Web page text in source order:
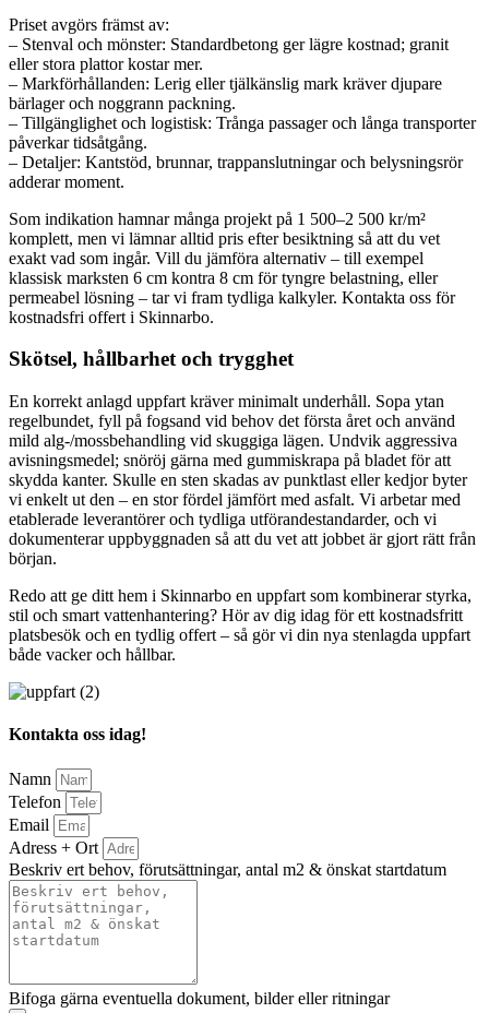
Priset avgörs främst av:
– Stenval och mönster: Standardbetong ger lägre kostnad; granit
eller stora plattor kostar mer.
– Markförhållanden: Lerig eller tjälkänslig mark kräver djupare
bärlager och noggrann packning.
– Tillgänglighet och logistisk: Trånga passager och långa transporter
påverkar tidsåtgång.
– Detaljer: Kantstöd, brunnar, trappanslutningar och belysningsrör
adderar moment.
Som indikation hamnar många projekt på 1 500–2 500 kr/m²
komplett, men vi lämnar alltid pris efter besiktning så att du vet
exakt vad som ingår. Vill du jämföra alternativ – till exempel
klassisk marksten 6 cm kontra 8 cm för tyngre belastning, eller
permeabel lösning – tar vi fram tydliga kalkyler. Kontakta oss för
kostnadsfri offert i Skinnarbo.
Skötsel, hållbarhet och trygghet
En korrekt anlagd uppfart kräver minimalt underhåll. Sopa ytan
regelbundet, fyll på fogsand vid behov det första året och använd
mild alg-/mossbehandling vid skuggiga lägen. Undvik aggressiva
avisningsmedel; snöröj gärna med gummiskrapa på bladet för att
skydda kanter. Skulle en sten skadas av punktlast eller kedjor byter
vi enkelt ut den – en stor fördel jämfört med asfalt. Vi arbetar med
etablerade leverantörer och tydliga utförandestandarder, och vi
dokumenterar uppbyggnaden så att du vet att jobbet är gjort rätt från
början.
Redo att ge ditt hem i Skinnarbo en uppfart som kombinerar styrka,
stil och smart vattenhantering? Hör av dig idag för ett kostnadsfritt
platsbesök och en tydlig offert – så gör vi din nya stenlagda uppfart
både vacker och hållbar.
Kontakta oss idag!
Namn
Telefon
Email
Adress + Ort
Beskriv ert behov, förutsättningar, antal m2 & önskat startdatum
Bifoga gärna eventuella dokument, bilder eller ritningar